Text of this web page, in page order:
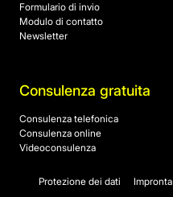
Formulario di invio
Modulo di contatto
Newsletter
Consulenza gratuita
Consulenza telefonica
Consulenza online
Videoconsulenza
Protezione dei dati Impronta